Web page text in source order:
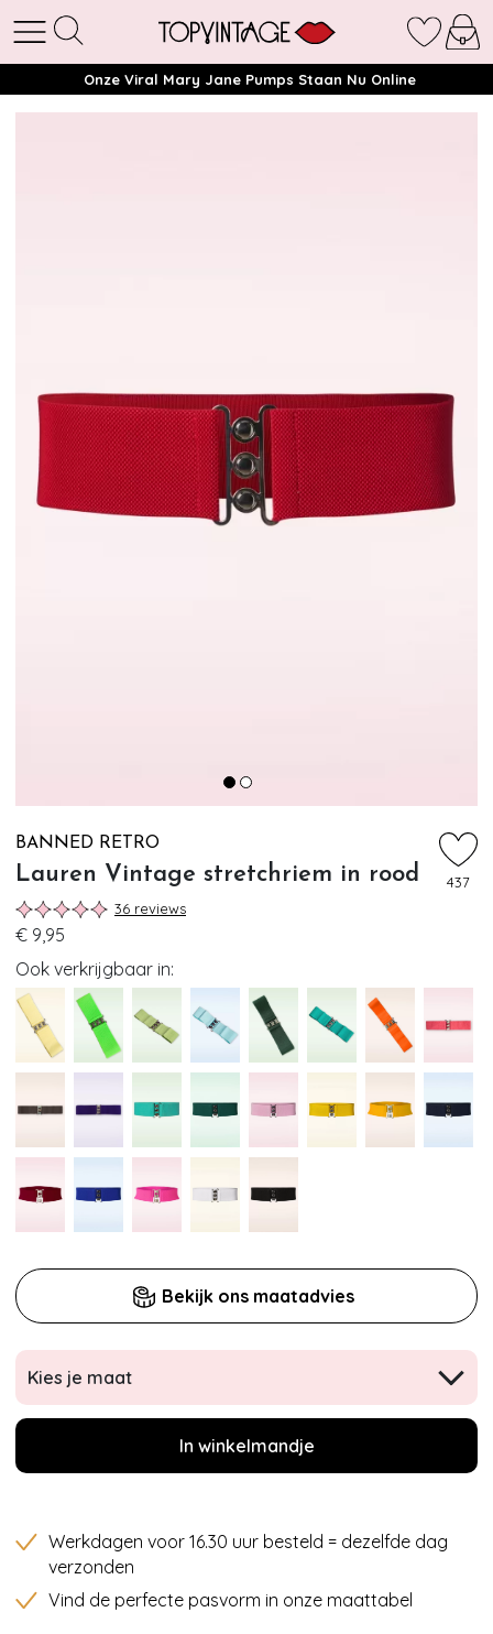
Onze Viral Mary Jane Pumps Staan Nu Online
BANNED RETRO
Lauren Vintage stretchriem in rood
437
36 reviews
€ 9,95
Ook verkrijgbaar in:
Bekijk ons maatadvies
Kies je maat
In winkelmandje
Werkdagen voor 16.30 uur besteld = dezelfde dag
verzonden
Vind de perfecte pasvorm in onze maattabel